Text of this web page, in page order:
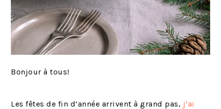
Bonjour à tous!
Les fêtes de fin d’année arrivent à grand pas, j’ai